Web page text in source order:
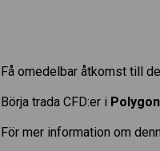
Få omedelbar åtkomst till
Börja trada CFD:er i Polygon
För mer information om